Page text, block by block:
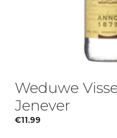
Weduwe
Jenever
€11.99